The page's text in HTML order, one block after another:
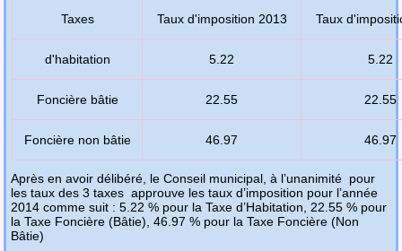
Taxes
Taux d'imposition 2013 Taux
d'habitation 5.22 5.22
Foncière bâtie 22.55 22.55
Foncière non bâtie 46.97 46.97
Après en avoir délibéré, le Conseil municipal, à l’unanimité pour
les taux des 3 taxes approuve les taux d’imposition pour l’année
2014 comme suit : 5.22 % pour la Taxe d’Habitation, 22.55 % pour
la Taxe Foncière (Bâtie), 46.97 % pour la Taxe Foncière (Non
Bâtie)